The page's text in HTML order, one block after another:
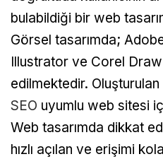
bulabildiği bir web
Görsel tasarımda;
Illustrator ve Corel
edilmektedir.
SEO uyumlu web sitesi
Web tasarımda dikkat
hızlı açılan ve erişimi